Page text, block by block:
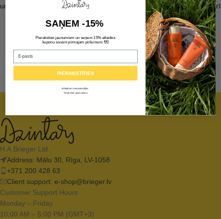
kontu. Mēs prasīsim tikai informāciju, kas nepieciešama, lai
pirkuma procesu ātrāku un vienkāršāku.
LOGIN
H.A.Brieger Ltd.
Address: Mālu 30, Rīga, LV-1058
+371 200 428 63
Client support: e-shop@brieger.lv
Customer Support Hours
Monday – Friday
10:00 AM – 5:00 PM (GMT+3)
SAŅEM -15%
Pieraksties jaunumiem un saņem 15% atlaides
kuponu savam pirmajam pirkumam.*💌
Email
PIERAKSTĪTIES
Atlaides nesummējās.
*Izņemot jaunumus